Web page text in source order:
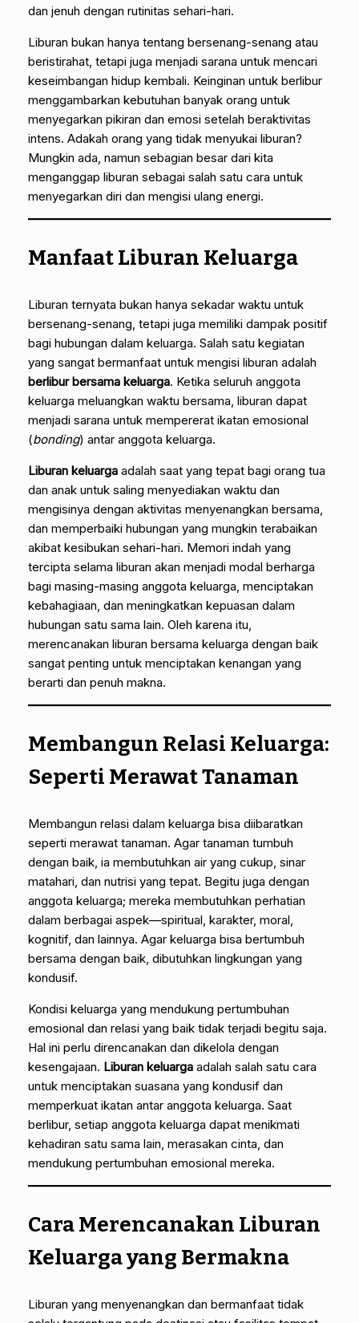
dan jenuh dengan rutinitas sehari-hari.
Liburan bukan hanya tentang bersenang-senang atau
beristirahat, tetapi juga menjadi sarana untuk mencari
keseimbangan hidup kembali. Keinginan untuk berlibur
menggambarkan kebutuhan banyak orang untuk
menyegarkan pikiran dan emosi setelah beraktivitas
intens. Adakah orang yang tidak menyukai liburan?
Mungkin ada, namun sebagian besar dari kita
menganggap liburan sebagai salah satu cara untuk
menyegarkan diri dan mengisi ulang energi.
Manfaat Liburan Keluarga
Liburan ternyata bukan hanya sekadar waktu untuk
bersenang-senang, tetapi juga memiliki dampak positif
bagi hubungan dalam keluarga. Salah satu kegiatan
yang sangat bermanfaat untuk mengisi liburan adalah
berlibur bersama keluarga. Ketika seluruh anggota
keluarga meluangkan waktu bersama, liburan dapat
menjadi sarana untuk mempererat ikatan emosional
(bonding) antar anggota keluarga.
Liburan keluarga adalah saat yang tepat bagi orang tua
dan anak untuk saling menyediakan waktu dan
mengisinya dengan aktivitas menyenangkan bersama,
dan memperbaiki hubungan yang mungkin terabaikan
akibat kesibukan sehari-hari. Memori indah yang
tercipta selama liburan akan menjadi modal berharga
bagi masing-masing anggota keluarga, menciptakan
kebahagiaan, dan meningkatkan kepuasan dalam
hubungan satu sama lain. Oleh karena itu,
merencanakan liburan bersama keluarga dengan baik
sangat penting untuk menciptakan kenangan yang
berarti dan penuh makna.
Membangun Relasi Keluarga:
Seperti Merawat Tanaman
Membangun relasi dalam keluarga bisa diibaratkan
seperti merawat tanaman. Agar tanaman tumbuh
dengan baik, ia membutuhkan air yang cukup, sinar
matahari, dan nutrisi yang tepat. Begitu juga dengan
anggota keluarga; mereka membutuhkan perhatian
dalam berbagai aspek—spiritual, karakter, moral,
kognitif, dan lainnya. Agar keluarga bisa bertumbuh
bersama dengan baik, dibutuhkan lingkungan yang
kondusif.
Kondisi keluarga yang mendukung pertumbuhan
emosional dan relasi yang baik tidak terjadi begitu saja.
Hal ini perlu direncanakan dan dikelola dengan
kesengajaan. Liburan keluarga adalah salah satu cara
untuk menciptakan suasana yang kondusif dan
memperkuat ikatan antar anggota keluarga. Saat
berlibur, setiap anggota keluarga dapat menikmati
kehadiran satu sama lain, merasakan cinta, dan
mendukung pertumbuhan emosional mereka.
Cara Merencanakan Liburan
Keluarga yang Bermakna
Liburan yang menyenangkan dan bermanfaat tidak